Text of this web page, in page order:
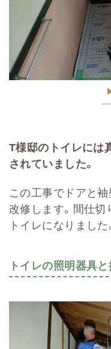
T様邸のトイレには
されていました。
この工事でドアと
改修します。間仕切
トイレになりました
トイレの照明器具